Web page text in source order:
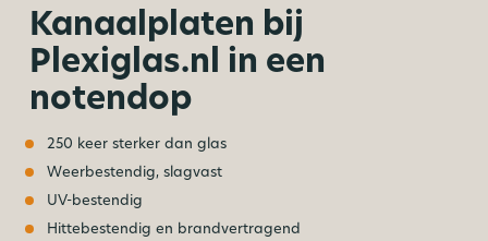
Kanaalplaten bij
Plexiglas.nl in een
notendop
250 keer sterker dan glas
Weerbestendig, slagvast
UV-bestendig
Hittebestendig en brandvertragend